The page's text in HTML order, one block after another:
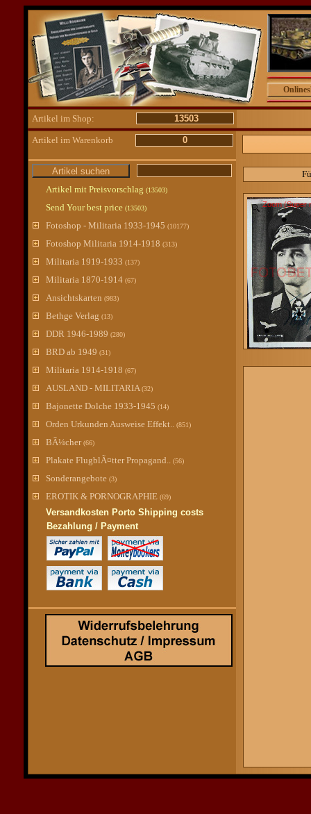
Artikel im Shop: 13503
Artikel im Warenkorb 0
Artikel mit Preisvorschlag (13503)
Send Your best price (13503)
Fotoshop - Militaria 1933-1945 (10177)
Fotoshop Militaria 1914-1918 (313)
Militaria 1919-1933 (137)
Militaria 1870-1914 (67)
Ansichtskarten (983)
Bethge Verlag (13)
DDR 1946-1989 (280)
BRD ab 1949 (31)
Militaria 1914-1918 (67)
AUSLAND - MILITARIA (32)
Bajonette Dolche 1933-1945 (14)
Orden Urkunden Ausweise Effekt.. (851)
BÃ¼cher (66)
Plakate FlugblÃ¤tter Propagand.. (56)
Sonderangebote (3)
EROTIK & PORNOGRAPHIE (69)
Versandkosten Porto Shipping costs
Bezahlung / Payment
Zoom (Super